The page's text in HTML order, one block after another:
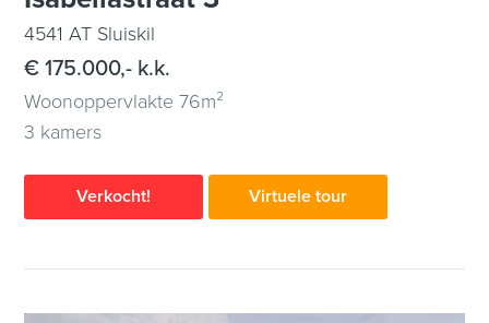
4541 AT Sluiskil
€ 175.000,- k.k.
Woonoppervlakte 76m²
3 kamers
Verkocht! Virtuele tour